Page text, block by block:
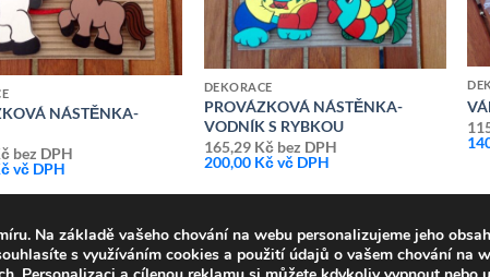
NÁSTĚNKA-
bez DPH
vč DPH
DEKORACE
PROVÁZKOVÁ NÁSTĚNKA-
VODNÍK S RYBKOU
165,29 Kčbez DPH
200,00 Kčvč DPH
Na základě vašeho chování na webu personalizujeme jeho
s využíváním cookies a použití údajů o vašem chování na